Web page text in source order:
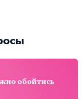
обойтись